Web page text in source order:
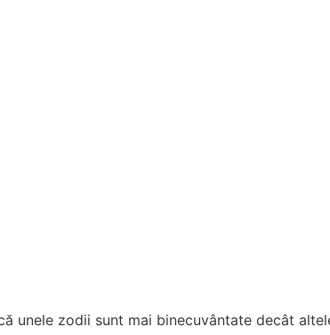
unele zodii sunt mai binecuvântate decât